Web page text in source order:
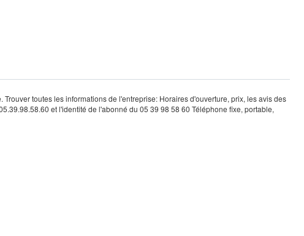
Trouver toutes les informations de l'entreprise: Horaires d'ouverture, prix, les avis des
et l'identité de l'abonné du 05 39 98 58 60 Téléphone fixe, portable,